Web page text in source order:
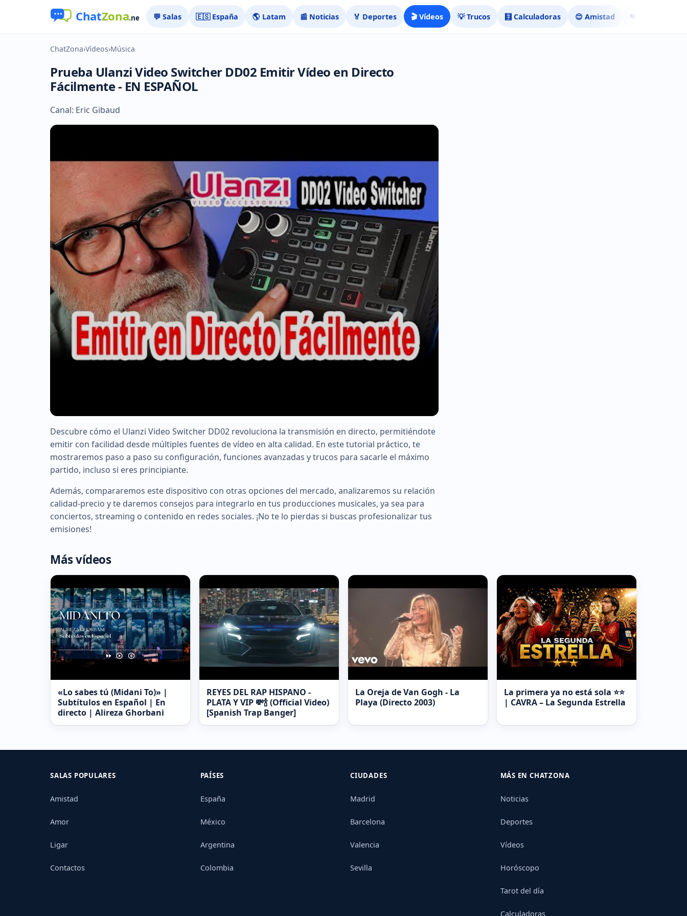
💬 Salas 🇪🇸 España 🌎 Latam 📰 Noticias 🏅 Deportes 🎬 Vídeos 💡 Trucos 🧮 Calculadoras 😊 Amistad ❤️ Ligar
ChatZona›Vídeos›Música
Prueba Ulanzi Video Switcher DD02 Emitir Vídeo en Directo
Fácilmente - EN ESPAÑOL
Canal: Eric Gibaud
▶
Descubre cómo el Ulanzi Video Switcher DD02 revoluciona la transmisión en directo, permitiéndote
emitir con facilidad desde múltiples fuentes de vídeo en alta calidad. En este tutorial práctico, te
mostraremos paso a paso su configuración, funciones avanzadas y trucos para sacarle el máximo
partido, incluso si eres principiante.
Además, compararemos este dispositivo con otras opciones del mercado, analizaremos su relación
calidad-precio y te daremos consejos para integrarlo en tus producciones musicales, ya sea para
conciertos, streaming o contenido en redes sociales. ¡No te lo pierdas si buscas profesionalizar tus
emisiones!
Más vídeos
«Lo sabes tú (Midani To)» |
Subtítulos en Español | En
directo | Alireza Ghorbani
REYES DEL RAP HISPANO -
PLATA Y VIP 💸🍾 (Official Video)
[Spanish Trap Banger]
La Oreja de Van Gogh - La
Playa (Directo 2003)
La primera ya no está sola ⭐⭐
| CAVRA – La Segunda Estrella
SALAS POPULARES
Amistad
Amor
Ligar
Contactos
PAÍSES
España
México
Argentina
Colombia
CIUDADES
Madrid
Barcelona
Valencia
Sevilla
MÁS EN CHATZONA
Noticias
Deportes
Vídeos
Horóscopo
Tarot del día
Calculadoras